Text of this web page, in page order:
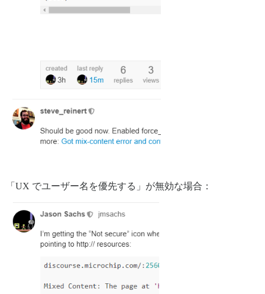
「UX でユーザー名を優先する」が無効な場合：